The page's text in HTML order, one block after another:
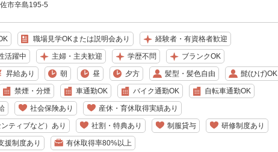
市辛島195-5
職場見学OKまたは説明会あり 経験者・有資格者歓迎
活躍中 主婦・主夫歓迎 学歴不問 ブランクOK
昇給あり 朝 昼 夕方 髪型・髪色自由 髭(ひげ)OK
禁煙・分煙 車通勤OK バイク通勤OK 自転車通勤OK
社会保険あり 産休・育休取得実績あり
ティブなど）あり 社割・特典あり 制服貸与 研修制度あり
援制度あり 有休取得率80%以上